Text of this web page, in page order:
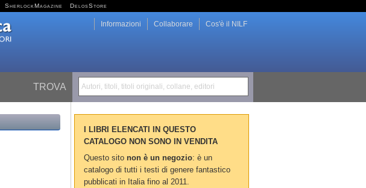
SherlockMagazine DelosStore
TROVA Autori, titoli, titoli originali, collane, editori
Cos'è il NILF
Collaborare
Informazioni
I LIBRI ELENCATI IN QUESTO
CATALOGO NON SONO IN VENDITA
Questo sito non è un negozio: è un
catalogo di tutti i testi di genere fantastico
pubblicati in Italia fino al 2011.